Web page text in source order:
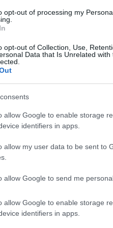
opt-out of processing my
opt-out of Collection, Use,
Data that Is Unrelated
allow Google to enable storage
identifiers in apps.
allow my user data to be sent to
allow Google to send me
allow Google to enable storage
identifiers in apps.
világ rajong
Bálint magyar
Squid
Wednesday,
még?
új